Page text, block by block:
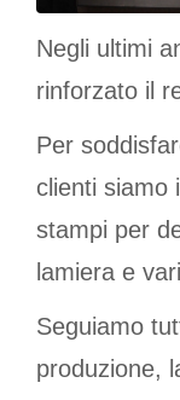
Negli ultimi
rinforzato il
Per
clienti siamo
stampi per
lamiera e
Seguiamo
produzione,